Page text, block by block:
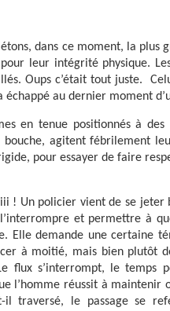
dans ce moment, la plus
leur intégrité physique.
Oups c’était tout juste.
échappé au dernier moment
en tenue positionnés à
agitent fébrilement
pour essayer de faire
! Un policier vient de se jeter
et permettre à
Elle demande une certaine
à moitié, mais bien plutôt
flux s’interrompt, le temps
l’homme réussit à
il traversé, le passage se